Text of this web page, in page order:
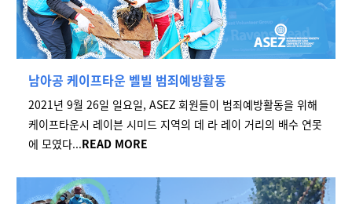
남아공 케이프타운 벨빌 범죄예방활동
2021년 9월 26일 일요일, ASEZ 회원들이 범죄예방활동을 위해
케이프타운시 레이븐 시미드 지역의 데 라 레이 거리의 배수 연못
에 모였다...READ MORE